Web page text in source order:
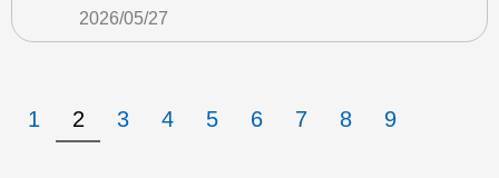
2026/05/27
1 2 3 4 5 6 7 8 9